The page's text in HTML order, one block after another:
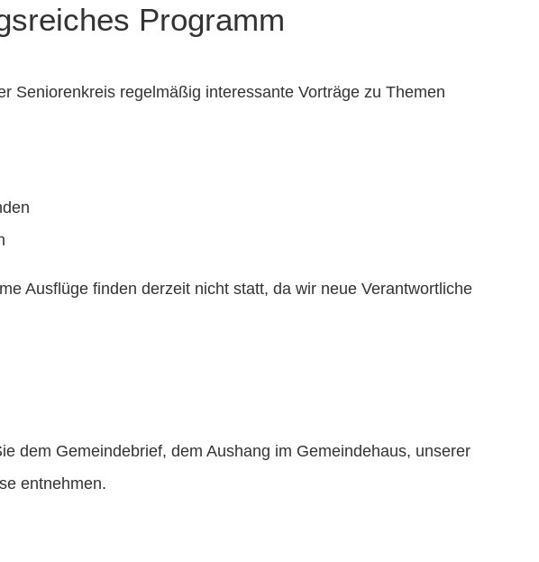
Programm
Seniorenkreis regelmäßig interessante Vorträge zu Themen
Ausflüge finden derzeit nicht statt, da wir neue Verantwortliche
dem Gemeindebrief, dem Aushang im Gemeindehaus, unserer
entnehmen.